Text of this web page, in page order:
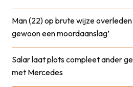
Man (22) op brute wijze overleden
gewoon een moordaanslag’
Salar laat plots compleet ander
met Mercedes